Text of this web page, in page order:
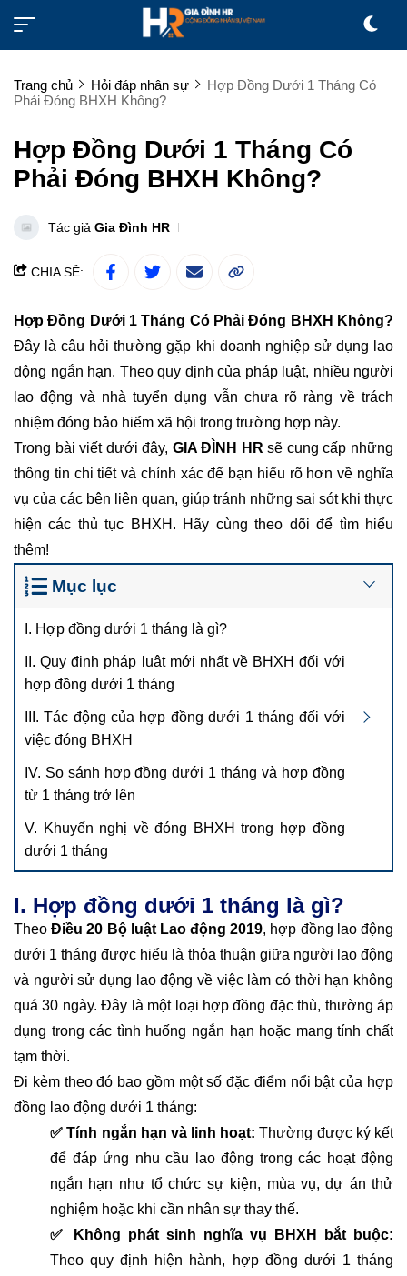
Trang chủ Hỏi đáp nhân sự
Hợp Đồng Dưới 1 Tháng Có
Phải Đóng BHXH Không?
Hợp Đồng Dưới 1 Tháng Có
Phải Đóng BHXH Không?
Tác giả Gia Đình HR
CHIA SẺ:
Hợp Đồng Dưới 1 Tháng Có Phải Đóng BHXH Không?
Đây là câu hỏi thường gặp khi doanh nghiệp sử dụng lao
động ngắn hạn. Theo quy định của pháp luật, nhiều người
lao động và nhà tuyển dụng vẫn chưa rõ ràng về trách
nhiệm đóng bảo hiểm xã hội trong trường hợp này.
Trong bài viết dưới đây, GIA ĐÌNH HR sẽ cung cấp những
thông tin chi tiết và chính xác để bạn hiểu rõ hơn về nghĩa
vụ của các bên liên quan, giúp tránh những sai sót khi thực
hiện các thủ tục BHXH. Hãy cùng theo dõi để tìm hiểu
thêm!
Mục lục
I. Hợp đồng dưới 1 tháng là gì?
II. Quy định pháp luật mới nhất về BHXH đối với
hợp đồng dưới 1 tháng
III. Tác động của hợp đồng dưới 1 tháng đối với
việc đóng BHXH
IV. So sánh hợp đồng dưới 1 tháng và hợp đồng
từ 1 tháng trở lên
V. Khuyến nghị về đóng BHXH trong hợp đồng
dưới 1 tháng
I. Hợp đồng dưới 1 tháng là gì?
TheoĐiều 20 Bộ luật Lao động 2019, hợp đồng lao động
dưới 1 tháng được hiểu là thỏa thuận giữa người lao động
và người sử dụng lao động về việc làm có thời hạn không
quá 30 ngày. Đây là một loại hợp đồng đặc thù, thường áp
dụng trong các tình huống ngắn hạn hoặc mang tính chất
tạm thời.
Đi kèm theo đó bao gồm một số đặc điểm nổi bật của hợp
đồng lao động dưới 1 tháng:
✅ Tính ngắn hạn và linh hoạt: Thường được ký kết
để đáp ứng nhu cầu lao động trong các hoạt động
ngắn hạn như tổ chức sự kiện, mùa vụ, dự án thử
nghiệm hoặc khi cần nhân sự thay thế.
✅ Không phát sinh nghĩa vụ BHXH bắt buộc:
Theo quy định hiện hành, hợp đồng dưới 1 tháng